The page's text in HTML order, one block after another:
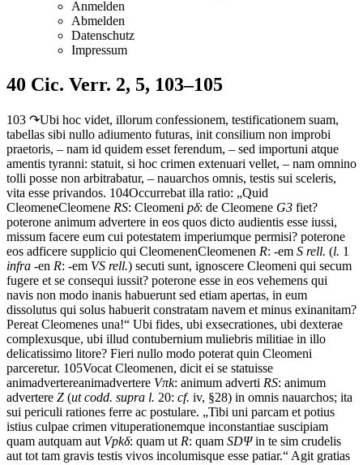
Anmelden
Abmelden
Datenschutz
Impressum
40 Cic. Verr. 2, 5, 103–105
103 ↷Ubi hoc videt, illorum confessionem, testificationem suam,
tabellas sibi nullo adiumento futuras, init consilium non improbi
praetoris, – nam id quidem esset ferendum, – sed importuni atque
amentis tyranni: statuit, si hoc crimen extenuari vellet, – nam omnino
tolli posse non arbitrabatur, – nauarchos omnis, testis sui sceleris,
vita esse privandos. 104Occurrebat illa ratio: „Quid
CleomeneCleomene RS: Cleomeni pδ: de Cleomene G3 fiet?
poterone animum advertere in eos quos dicto audientis esse iussi,
missum facere eum cui potestatem imperiumque permisi? poterone
eos adficere supplicio qui CleomenenCleomenen R: -em S rell. (l. 1
infra -en R: -em VS rell.) secuti sunt, ignoscere Cleomeni qui secum
fugere et se consequi iussit? poterone esse in eos vehemens qui
navis non modo inanis habuerunt sed etiam apertas, in eum
dissolutus qui solus habuerit constratam navem et minus exinanitam?
Pereat Cleomenes una!“ Ubi fides, ubi exsecrationes, ubi dexterae
complexusque, ubi illud contubernium muliebris militiae in illo
delicatissimo litore? Fieri nullo modo poterat quin Cleomeni
parceretur. 105Vocat Cleomenen, dicit ei se statuisse
animadvertereanimadvertere Vπk: animum adverti RS: animum
advertere Z (ut codd. supra l. 20: cf. iv, §28) in omnis nauarchos; ita
sui periculi rationes ferre ac postulare. „Tibi uni parcam et potius
istius culpae crimen vituperationemque inconstantiae suscipiam
quam autquam aut Vpkδ: quam ut R: quam SDΨ in te sim crudelis
aut tot tam gravis testis vivos incolumisque esse patiar.“ Agit gratias